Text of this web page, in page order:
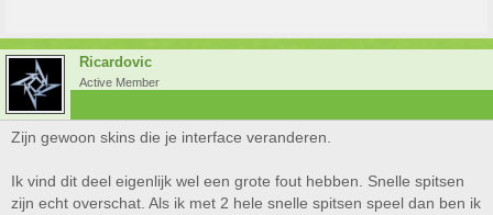
Ricardovic
Active Member
Zijn gewoon skins die je interface veranderen.
Ik vind dit deel eigenlijk wel een grote fout hebben. Snelle spitsen
zijn echt overschat. Als ik met 2 hele snelle spitsen speel dan ben ik